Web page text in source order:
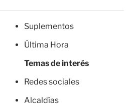
Suplementos
Última Hora
Temas de interés
Redes sociales
Alcaldías